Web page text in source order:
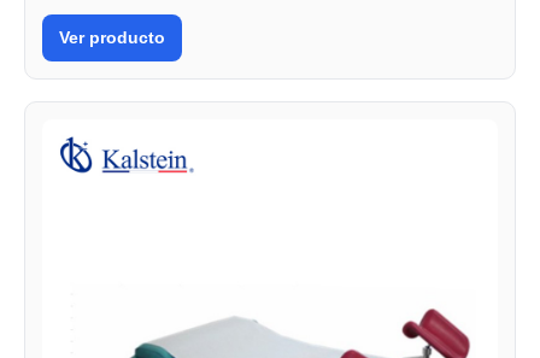
Ver producto